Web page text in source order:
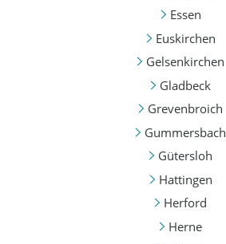
Essen
Euskirchen
Gelsenkirchen
Gladbeck
Grevenbroich
Gummersbach
Gütersloh
Hattingen
Herford
Herne